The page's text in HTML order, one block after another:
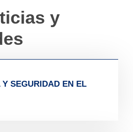
y
SEGURIDAD EN EL